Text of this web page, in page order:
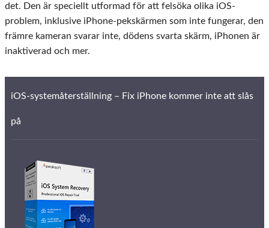
det. Den är speciellt utformad för att felsöka olika iOS-
problem, inklusive iPhone-pekskärmen som inte fungerar, den
främre kameran svarar inte, dödens svarta skärm, iPhonen är
inaktiverad och mer.
iOS-systemåterställning – Fix iPhone kommer inte att slås
på